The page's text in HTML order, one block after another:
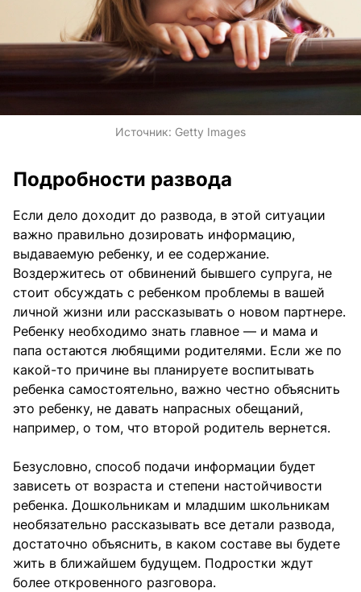
Источник: Getty Images
Подробности развода
Если дело доходит до развода, в этой ситуации
важно правильно дозировать информацию,
выдаваемую ребенку, и ее содержание.
Воздержитесь от обвинений бывшего супруга, не
стоит обсуждать с ребенком проблемы в вашей
личной жизни или рассказывать о новом партнере.
Ребенку необходимо знать главное — и мама и
папа остаются любящими родителями. Если же по
какой-то причине вы планируете воспитывать
ребенка самостоятельно, важно честно объяснить
это ребенку, не давать напрасных обещаний,
например, о том, что второй родитель вернется.
Безусловно, способ подачи информации будет
зависеть от возраста и степени настойчивости
ребенка. Дошкольникам и младшим школьникам
необязательно рассказывать все детали развода,
достаточно объяснить, в каком составе вы будете
жить в ближайшем будущем. Подростки ждут
более откровенного разговора.